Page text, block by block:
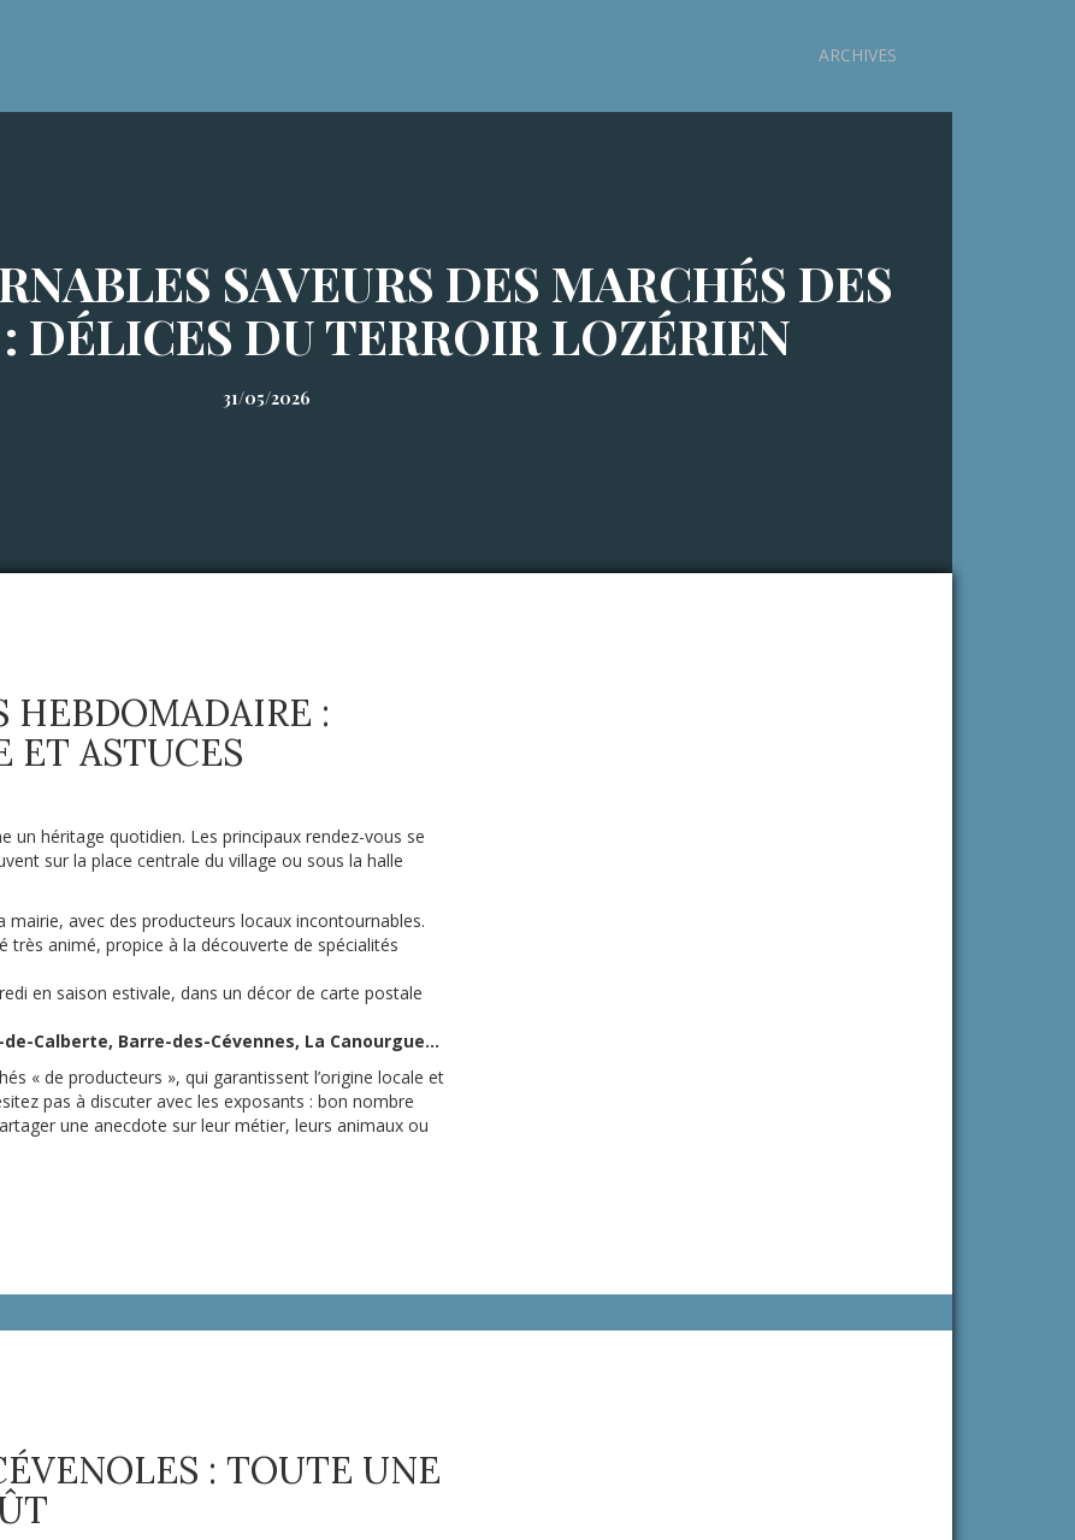
ARCHIVES
SAVEURS DES MARCHÉS DES
DÉLICES DU TERROIR LOZÉRIEN
31/05/2026
HEBDOMADAIRE :
ET ASTUCES
un héritage quotidien. Les principaux rendez-vous se
sur la place centrale du village ou sous la halle
mairie, avec des producteurs locaux incontournables.
très animé, propice à la découverte de spécialités
en saison estivale, dans un décor de carte postale
Calberte, Barre-des-Cévennes, La Canourgue…
« de producteurs », qui garantissent l’origine locale et
pas à discuter avec les exposants : bon nombre
une anecdote sur leur métier, leurs animaux ou
: TOUTE UNE